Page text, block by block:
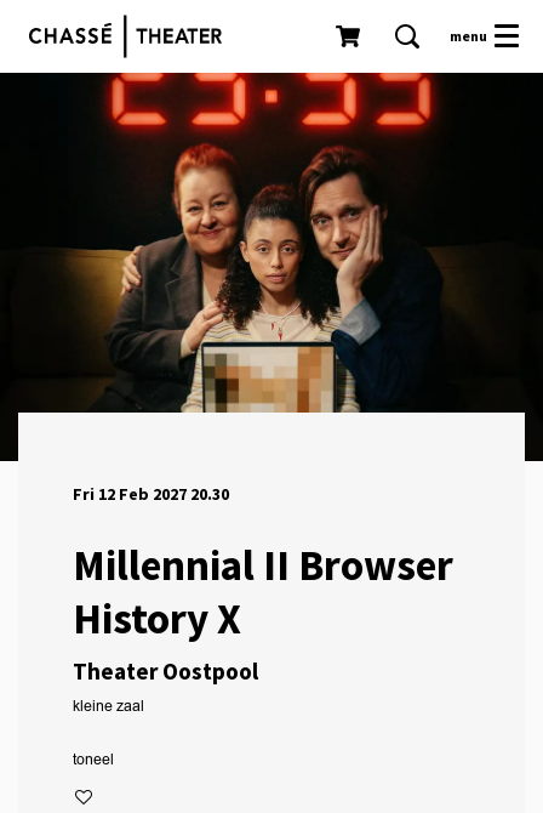
menu
Millennial II Browser
History X
Theater Oostpool
Fri 12 Feb 2027 20.30
kleine zaal
toneel